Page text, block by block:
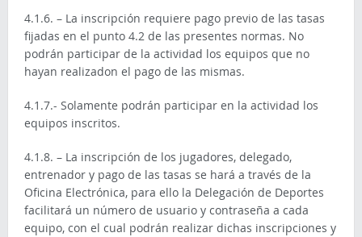
4.1.6. – La inscripción requiere pago previo de las tasas
fijadas en el punto 4.2 de las presentes normas. No
podrán participar de la actividad los equipos que no
hayan realizadon el pago de las mismas.
4.1.7.- Solamente podrán participar en la actividad los
equipos inscritos.
4.1.8. – La inscripción de los jugadores, delegado,
entrenador y pago de las tasas se hará a través de la
Oficina Electrónica, para ello la Delegación de Deportes
facilitará un número de usuario y contraseña a cada
equipo, con el cual podrán realizar dichas inscripciones y